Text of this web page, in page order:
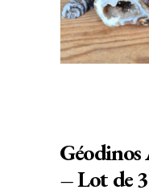
– Lot de